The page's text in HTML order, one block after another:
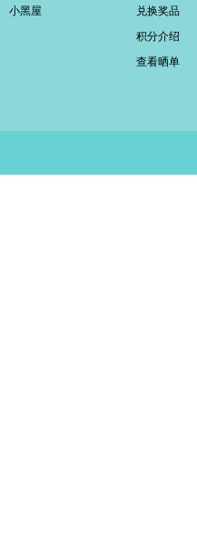
小黑屋
兑换奖品
积分介绍
查看晒单